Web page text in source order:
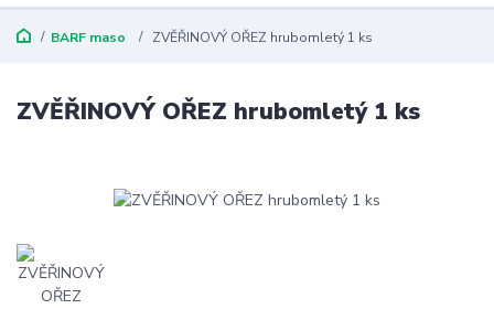
BARF maso ZVĚŘINOVÝ OŘEZ hrubomletý 1 ks
ZVĚŘINOVÝ OŘEZ hrubomletý 1 ks